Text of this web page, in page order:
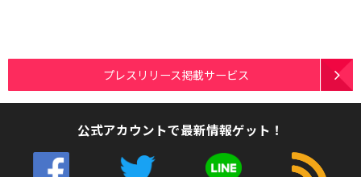
プレスリリース掲載サービス
公式アカウントで最新情報ゲット！